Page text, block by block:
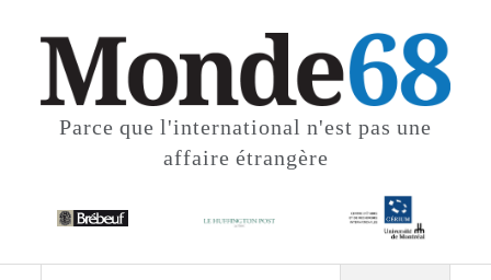
Parce que l'international n'est pas une
affaire étrangère